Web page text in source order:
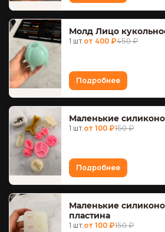
Молд Лицо
1 шт.от 400 ₽450 ₽
Подробнее
Маленькие
1 шт.от 100 ₽150 ₽
Подробнее
Маленькие
пластина
1 шт.от 100 ₽150 ₽